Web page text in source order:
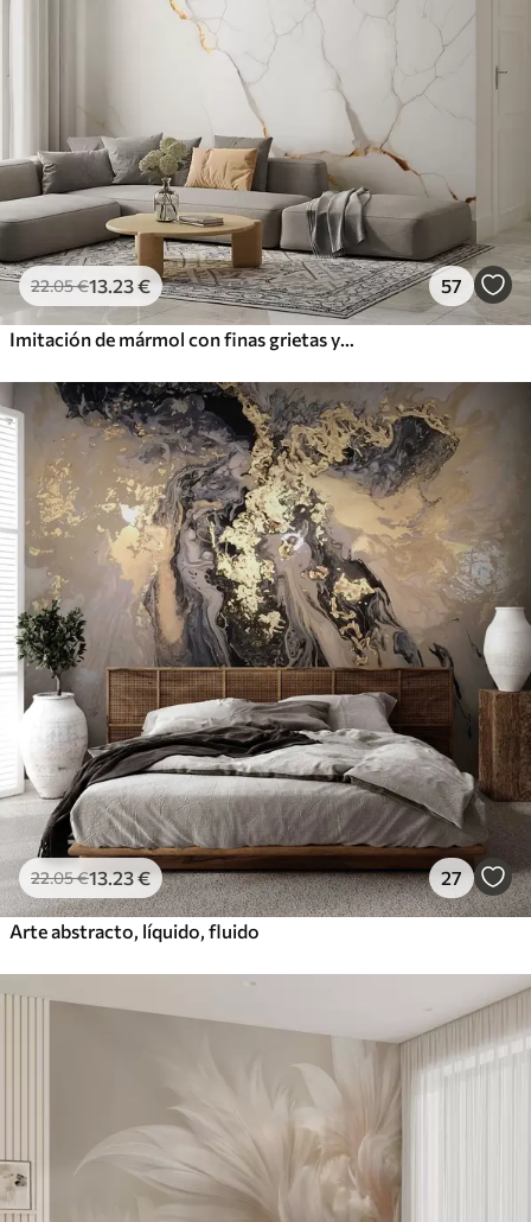
22.05€13.23€ 57
Imitación de mármol con finas grietas y vetas amarillas
22.05€13.23€ 27
Arte abstracto, líquido, fluido